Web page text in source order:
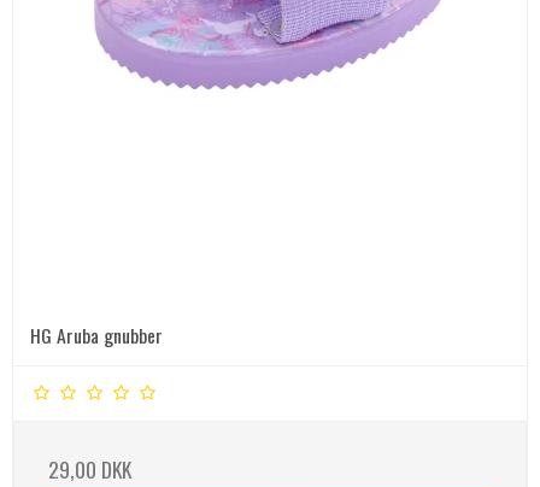
HG Aruba gnubber
29,00 DKK